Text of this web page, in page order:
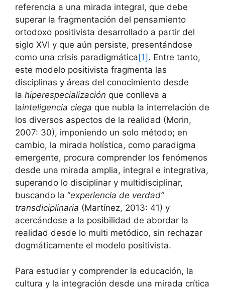
referencia a una mirada integral, que debe
superar la fragmentación del pensamiento
ortodoxo positivista desarrollado a partir del
siglo XVI y que aún persiste, presentándose
como una crisis paradigmática [1] . Entre tanto,
este modelo positivista fragmenta las
disciplinas y áreas del conocimiento desde
la hiperespecialización que conlleva a
lainteligencia ciega que nubla la interrelación de
los diversos aspectos de la realidad (Morin,
2007: 30), imponiendo un solo método; en
cambio, la mirada holística, como paradigma
emergente, procura comprender los fenómenos
desde una mirada amplia, integral e integrativa,
superando lo disciplinar y multidisciplinar,
buscando la “experiencia de verdad”
transdiciplinaria (Martínez, 2013: 41) y
acercándose a la posibilidad de abordar la
realidad desde lo multi metódico, sin rechazar
dogmáticamente el modelo positivista.
Para estudiar y comprender la educación, la
cultura y la integración desde una mirada crítica